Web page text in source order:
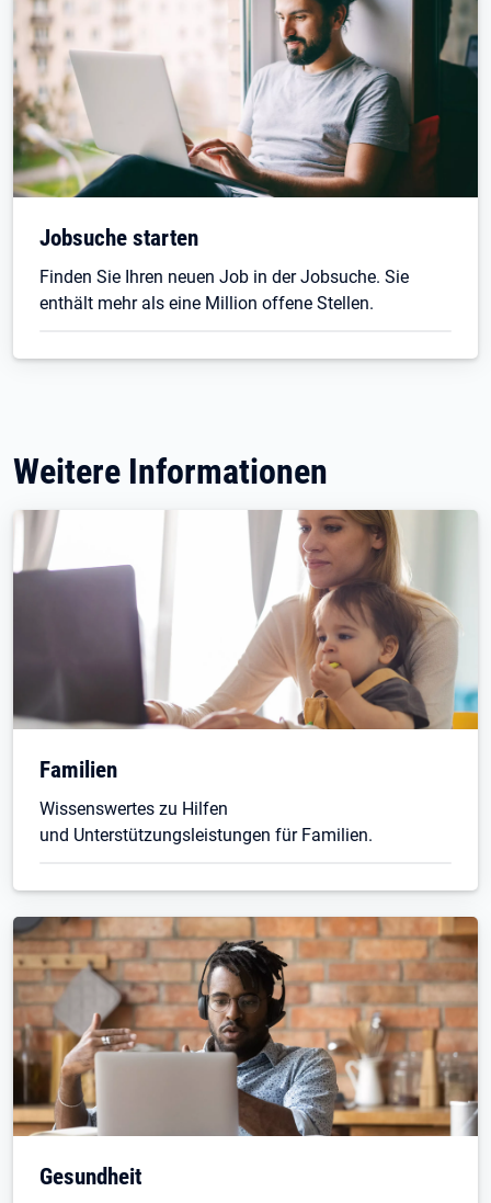
Jobsuche starten
Finden Sie Ihren neuen Job in der Jobsuche. Sie
enthält mehr als eine Million offene Stellen.
Weitere Informationen
Familien
Wissenswertes zu Hilfen
und Unterstützungsleistungen für Familien.
Gesundheit